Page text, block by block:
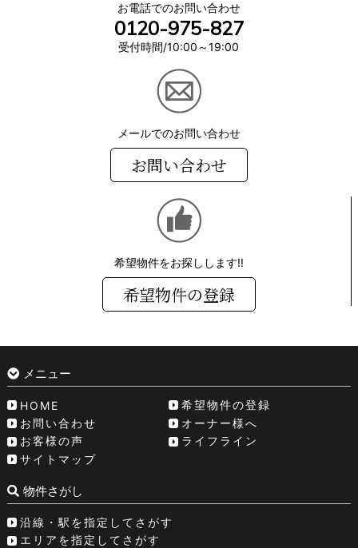
お電話でのお問い合わせ
0120-975-827
受付時間/10:00～19:00
メールでのお問い合わせ
お問い合わせ
希望物件をお探しします!!
希望物件の登録
メニュー
HOME
希望物件の登録
お問い合わせ
オーナー様へ
お客様の声
ライフライン
サイトマップ
物件さがし
沿線・駅を指定してさがす
エリアを指定してさがす